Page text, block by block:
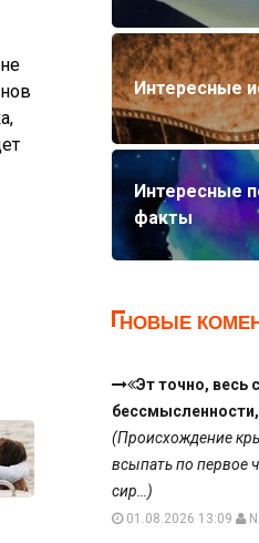
Интересные
Интересные
факты
НОВЫЕ
Эт точно, весь
(Происхождение
всыпать по первое
сир…)
01.08.2026 13:09